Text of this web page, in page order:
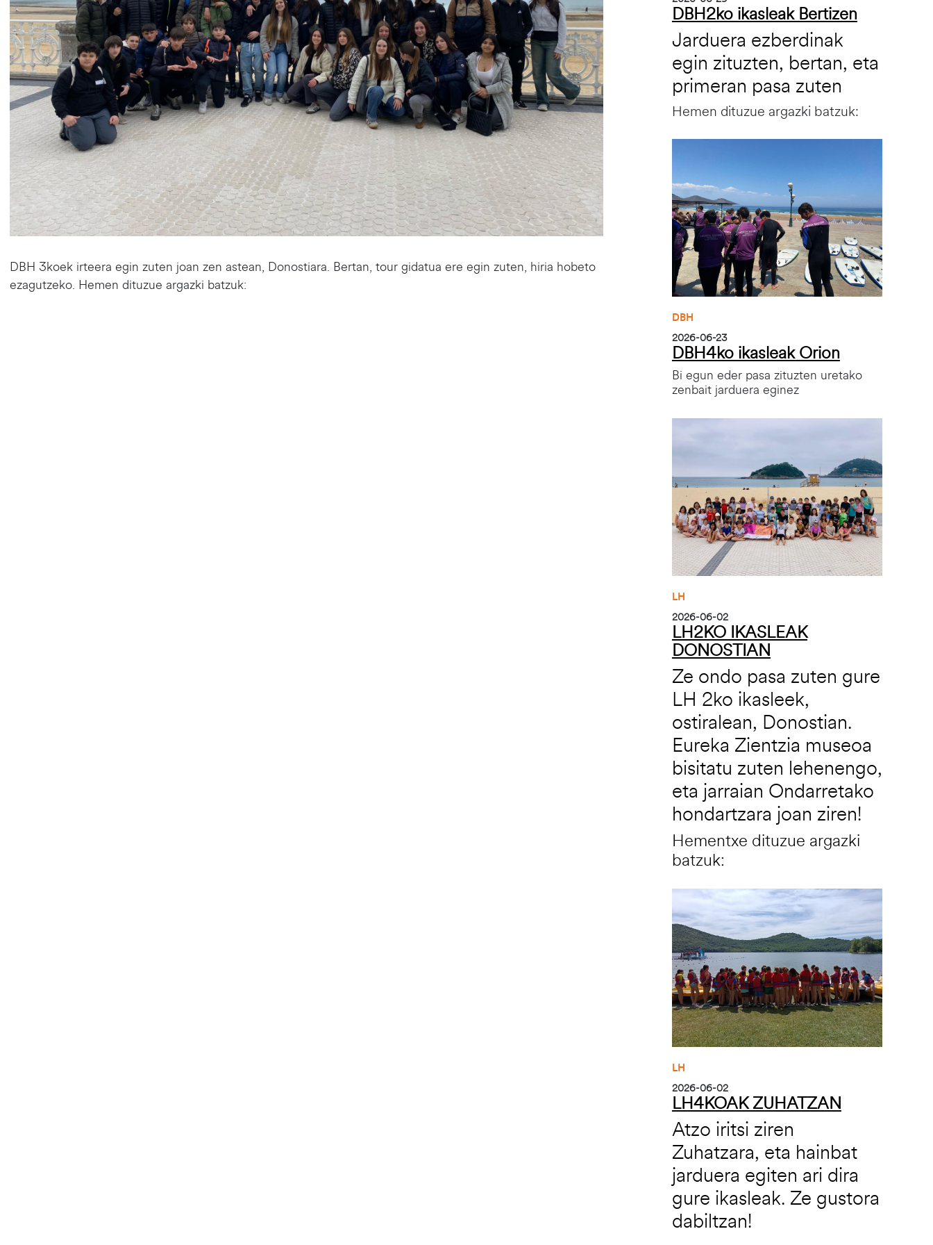
DBH 3koek irteera egin zuten joan zen astean, Donostiara. Bertan, tour gidatua ere egin zuten, hiria hobeto
ezagutzeko. Hemen dituzue argazki batzuk:
DBH2ko ikasleak Bertizen
Jarduera ezberdinak
egin zituzten, bertan, eta
primeran pasa zuten
Hemen dituzue argazki batzuk:
DBH
2026-06-23
DBH4ko ikasleak Orion
Bi egun eder pasa zituzten uretako
zenbait jarduera eginez
LH
2026-06-02
LH2KO IKASLEAK
DONOSTIAN
Ze ondo pasa zuten gure
LH 2ko ikasleek,
ostiralean, Donostian.
Eureka Zientzia museoa
bisitatu zuten lehenengo,
eta jarraian Ondarretako
hondartzara joan ziren!
Hementxe dituzue argazki
batzuk:
Irudia
LH
2026-06-02
LH4KOAK ZUHATZAN
Atzo iritsi ziren
Zuhatzara, eta hainbat
jarduera egiten ari dira
gure ikasleak. Ze gustora
dabiltzan!